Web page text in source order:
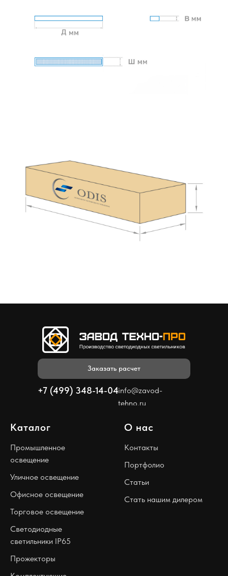
+7 (499) 348-14-04info@zavod-
tehno.ru
Заказать расчет
Каталог
Промышленное
освещение
Уличное освещение
Офисное освещение
Торговое освещение
Светодиодные
светильники IP65
Прожекторы
О нас
Контакты
Портфолио
Статьи
Стать нашим дилером